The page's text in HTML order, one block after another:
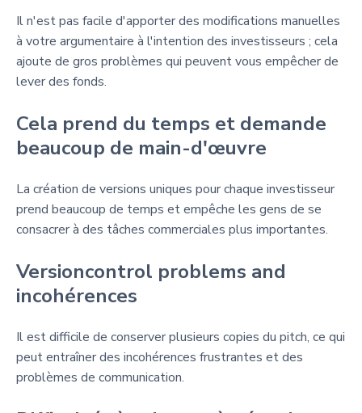
Il n'est pas facile d'apporter des modifications manuelles
à votre argumentaire à l'intention des investisseurs ; cela
ajoute de gros problèmes qui peuvent vous empêcher de
lever des fonds.
Cela prend du temps et demande
beaucoup de main-d'œuvre
La création de versions uniques pour chaque investisseur
prend beaucoup de temps et empêche les gens de se
consacrer à des tâches commerciales plus importantes.
Versioncontrol problems and
incohérences
Il est difficile de conserver plusieurs copies du pitch, ce qui
peut entraîner des incohérences frustrantes et des
problèmes de communication.